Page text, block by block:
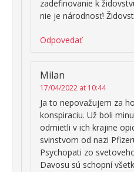
zadefinovanie k
nie je národnosť!
Odpovedať
Milan
17/04/2022 at 10:44
Ja to nepovažujem za
konspiraciu. Už boli
odmietli v ich krajine
svinstvom od nazi
Psychopati zo
Davosu sú schopní